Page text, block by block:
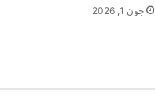
جون 1, 2026